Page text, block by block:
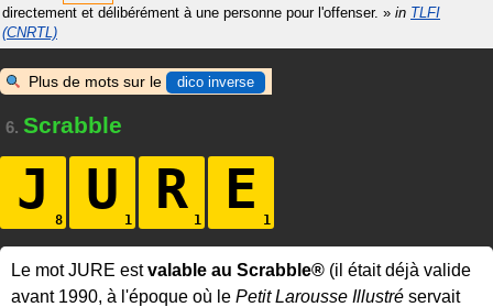
directement et délibérément à une personne pour l'offenser. » in TLFI
(CNRTL)
Plus de mots sur le dico inverse
6. Scrabble
J U R E
Le mot JURE estvalable au Scrabble® (il était déjà valide
avant 1990, à l'époque où le Petit Larousse Illustré servait